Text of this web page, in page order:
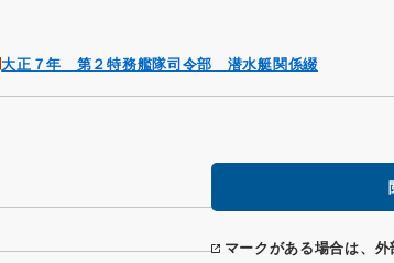
大正７年 第２特務艦隊司令部 潜水艇関係綴
マークがある場合は、外